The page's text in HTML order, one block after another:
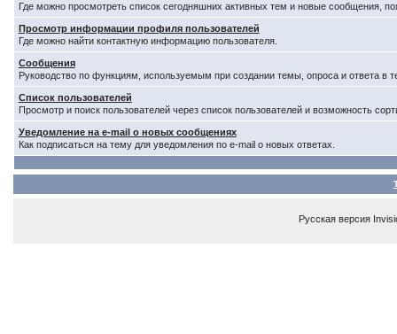
Где можно просмотреть список сегодняшних активных тем и новые сообщения,
Просмотр информации профиля пользователей
Где можно найти контактную информацию пользователя.
Сообщения
Руководство по функциям, используемым при создании темы, опроса и ответа в
Список пользователей
Просмотр и поиск пользователей через список пользователей и возможность
Уведомление на e-mail о новых сообщениях
Как подписаться на тему для уведомления по e-mail о новых ответах.
Русская версия